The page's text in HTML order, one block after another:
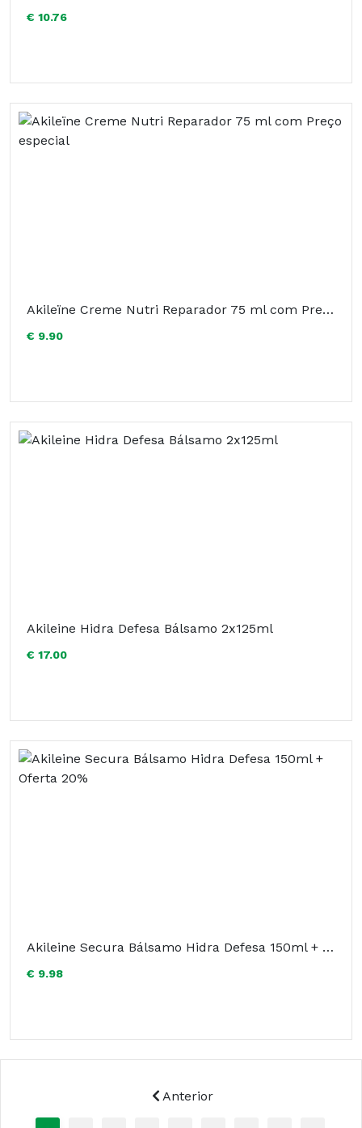
€ 10.76
Akileïne Creme Nutri Reparador 75 ml com Preço especial
€ 9.90
Akileine Hidra Defesa Bálsamo 2x125ml
€ 17.00
Akileine Secura Bálsamo Hidra Defesa 150ml + Oferta 20%
€ 9.98
Anterior